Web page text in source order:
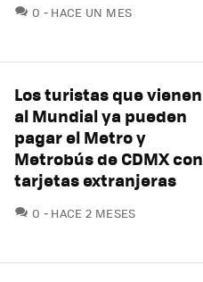
0 COMENTARIOS
HACE UN MES
Los turistas que vienen
al Mundial ya pueden
pagar el Metro y
Metrobús de CDMX con
tarjetas extranjeras
0 COMENTARIOS
HACE 2 MESES